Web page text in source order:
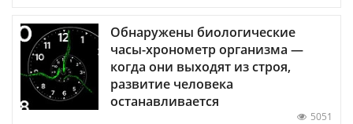
Обнаружены биологические
часы-хронометр организма —
когда они выходят из строя,
развитие человека
останавливается
5051